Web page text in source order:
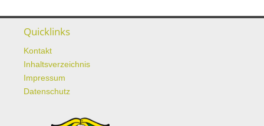
Quicklinks
Kontakt
Inhaltsverzeichnis
Impressum
Datenschutz